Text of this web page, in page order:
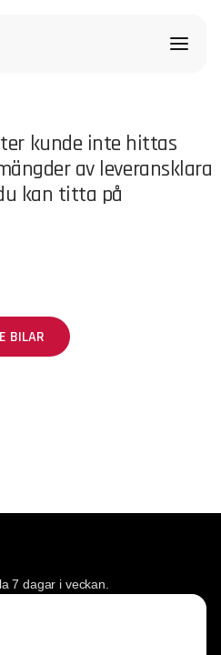
kunde inte hittas
av leveransklara
kan titta på
BILAR
7 dagar i veckan.